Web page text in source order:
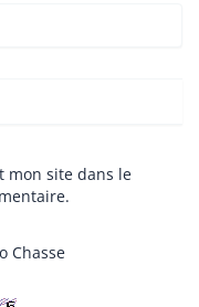
mon site dans le
Chasse